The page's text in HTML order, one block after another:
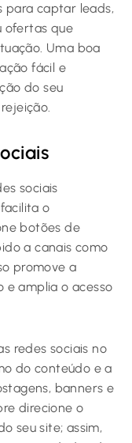
para captar leads,
ofertas que
Uma boa
fácil e
do seu
sociais
o
botões de
a canais como
promove a
e amplia o acesso
redes sociais no
do conteúdo e a
banners e
direcione o
seu site; assim,